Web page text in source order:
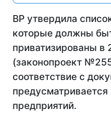
ВР утвердила
которые должны
приватизированы в
(законопроект
соответствие с
предприятий.